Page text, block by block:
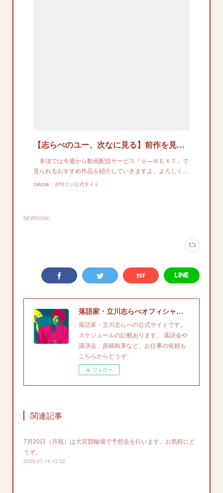
【志らべのユー、次なに見る】前作を見た方が数倍楽しめます これぞ今年の痛快娯楽作品の決定版！「トップガン マーヴェリック」Ｕ―ＮＥＸＴで配信中（1/2ページ）
本項では今週から動画配信サービス「Ｕ―ＮＥＸＴ」で
見られるおすすめ作品を紹介していきますよ。よろしく…
zakzak：夕刊フジ公式サイト
NEWS(399)
落語家・立川志らべオフィシャルサイト
落語家・立川志らべの公式サイトです。
スケジュールの記載あります。 落語会や
講演会、原稿執筆など、お仕事の依頼も
こちらからどうぞ
フォロー
関連記事
7月20日（月祝）は大宮競輪場で予想会を行います。お気軽にど
うぞ。
2026.07.14 13:32